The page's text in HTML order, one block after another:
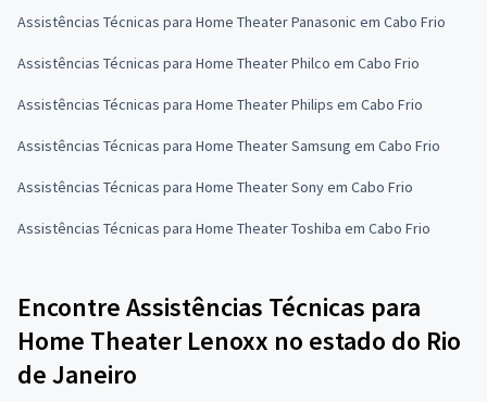
Assistências Técnicas para Home Theater Panasonic em Cabo Frio
Assistências Técnicas para Home Theater Philco em Cabo Frio
Assistências Técnicas para Home Theater Philips em Cabo Frio
Assistências Técnicas para Home Theater Samsung em Cabo Frio
Assistências Técnicas para Home Theater Sony em Cabo Frio
Assistências Técnicas para Home Theater Toshiba em Cabo Frio
Encontre Assistências Técnicas para
Home Theater Lenoxx no estado do Rio
de Janeiro